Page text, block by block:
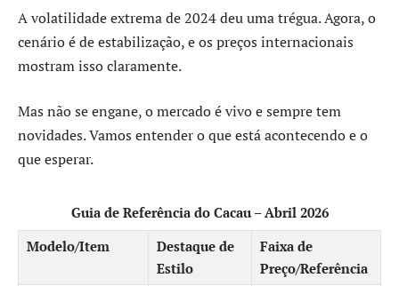
A volatilidade extrema de 2024 deu uma trégua. Agora, o
cenário é de estabilização, e os preços internacionais
mostram isso claramente.
Mas não se engane, o mercado é vivo e sempre tem
novidades. Vamos entender o que está acontecendo e o
que esperar.
Guia de Referência do Cacau – Abril 2026
Modelo/Item
Destaque de
Estilo
Faixa de
Preço/Referência